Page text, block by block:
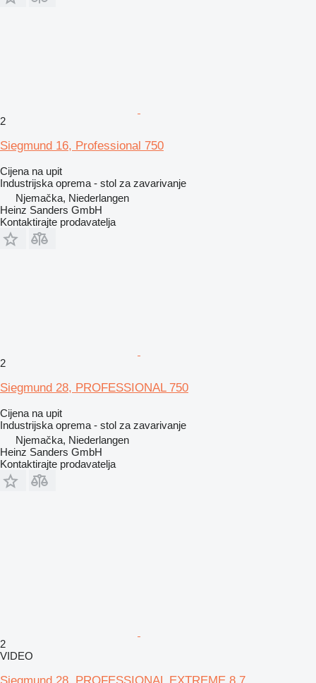
2
Siegmund 16, Professional 750
Cijena na upit
Industrijska oprema - stol za zavarivanje
Njemačka, Niederlangen
Heinz Sanders GmbH
Kontaktirajte prodavatelja
2
Siegmund 28, PROFESSIONAL 750
Cijena na upit
Industrijska oprema - stol za zavarivanje
Njemačka, Niederlangen
Heinz Sanders GmbH
Kontaktirajte prodavatelja
2
VIDEO
Siegmund 28, PROFESSIONAL EXTREME 8.7